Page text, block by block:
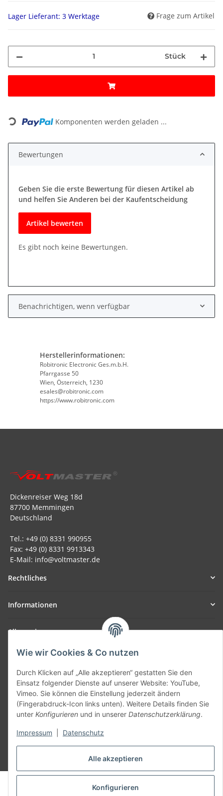
Alle akzeptieren
Konfigurieren
Wie wir Cookies & Co nutzen
Durch Klicken auf „Alle akzeptieren“ gestatten Sie den
Einsatz folgender Dienste auf unserer Website: YouTube,
Vimeo. Sie können die Einstellung jederzeit ändern
(Fingerabdruck-Icon links unten). Weitere Details finden Sie
unter Konfigurieren und in unserer Datenschutzerklärung.
Impressum Datenschutz
Lager Lieferant: 3 Werktage Frage zum Artikel
Stück
Loading... Komponenten werden geladen ...
Bewertungen
Geben Sie die erste Bewertung für diesen Artikel ab
und helfen Sie Anderen bei der Kaufentscheidung
Artikel bewerten
Es gibt noch keine Bewertungen.
Benachrichtigen, wenn verfügbar
Herstellerinformationen:
Robitronic Electronic Ges.m.b.H.
Pfarrgasse 50
Wien, Österreich, 1230
esales@robitronic.com
https://www.robitronic.com
Dickenreiser Weg 18d
87700 Memmingen
Deutschland
Tel.: +49 (0) 8331 990955
Fax: +49 (0) 8331 9913343
E-Mail: info@voltmaster.de
Rechtliches
Informationen
Allgemein
Teil unseres Netzwerks:
SmoliTec - Safety. Simplified. Worldwide. ( B2B Shop )
Vertrag widerrufen
* Alle Preise inkl. gesetzlicher USt., zzgl.Versand
© voltmaster.de
Powered byJTL-Shop